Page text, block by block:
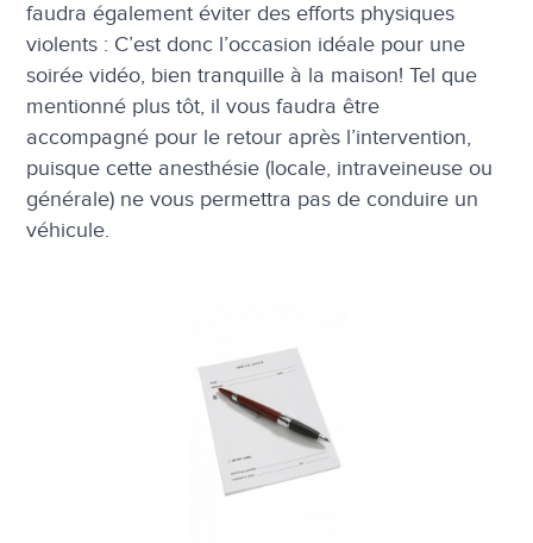
faudra également éviter des efforts physiques
violents : C’est donc l’occasion idéale pour une
soirée vidéo, bien tranquille à la maison! Tel que
mentionné plus tôt, il vous faudra être
accompagné pour le retour après l’intervention,
puisque cette anesthésie (locale, intraveineuse ou
générale) ne vous permettra pas de conduire un
véhicule.